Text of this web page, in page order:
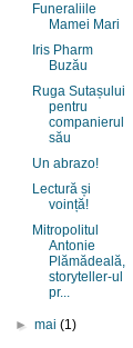
Funeraliile
Mamei Mari
Iris Pharm
Buzău
Ruga Sutașului
pentru
companierul
său
Un abrazo!
Lectură și
voință!
Mitropolitul
Antonie
Plămădeală,
storyteller-ul
pr...
►mai(1)